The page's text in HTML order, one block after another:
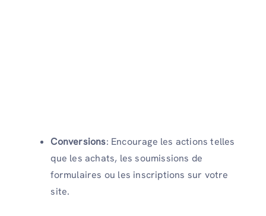
Conversions: Encourage les actions telles
que les achats, les soumissions de
formulaires ou les inscriptions sur votre
site.